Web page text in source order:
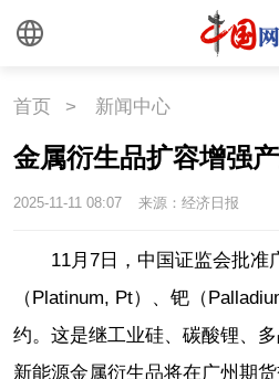
首页 > 新闻中心
金属衍生品扩容增强
2025-11-11 08:07 来源：经济日报
11月7日，中国证监会批准
（Platinum, Pt）、钯（
约。这是继工业硅、碳酸锂、
新能源金属衍生品将在广州期